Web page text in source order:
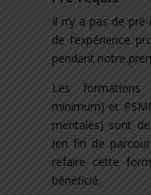
Il n’y a pas de
de l’expérience
pendant notre
Les
minimum) et
mentales) sont
(en fin de
refaire cette
bénéficié.